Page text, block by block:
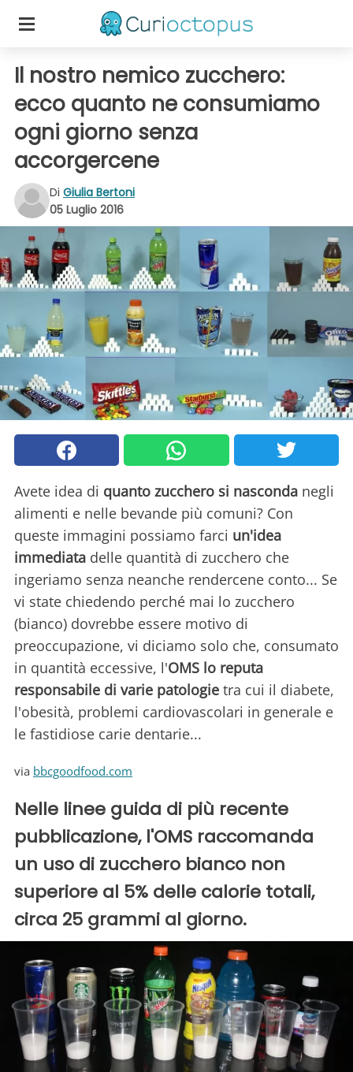
Il nostro nemico zucchero:
ecco quanto ne consumiamo
ogni giorno senza
accorgercene
Di Giulia Bertoni
05 Luglio 2016
Avete idea di quanto zucchero si nasconda negli
alimenti e nelle bevande più comuni? Con
queste immagini possiamo farci un'idea
immediata delle quantità di zucchero che
ingeriamo senza neanche rendercene conto... Se
vi state chiedendo perché mai lo zucchero
(bianco) dovrebbe essere motivo di
preoccupazione, vi diciamo solo che, consumato
in quantità eccessive, l'OMS lo reputa
responsabile di varie patologie tra cui il diabete,
l'obesità, problemi cardiovascolari in generale e
le fastidiose carie dentarie...
via bbcgoodfood.com
Nelle linee guida di più recente
pubblicazione, l'OMS raccomanda
un uso di zucchero bianco non
superiore al 5% delle calorie totali,
circa 25 grammi al giorno.